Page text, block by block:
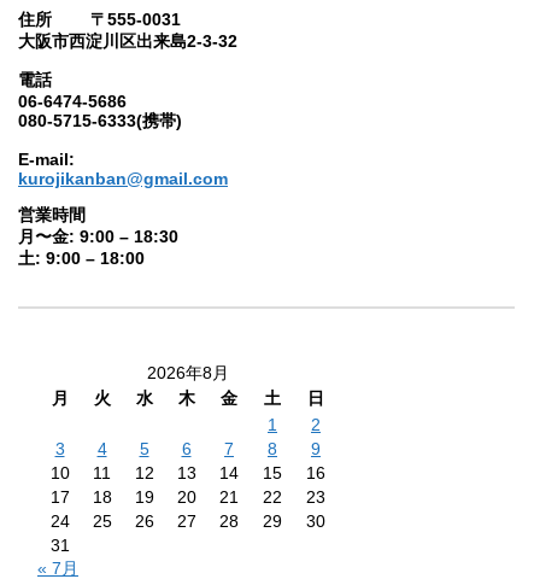
住所 〒555-0031
大阪市西淀川区出来島2-3-32
電話
06-6474-5686
080-5715-6333(携帯)
E-mail:
kurojikanban@gmail.com
営業時間
月〜金: 9:00 – 18:30
土: 9:00 – 18:00
2026年8月
月
火 水 木 金 土
日
1
2
3
4 5 6 7 8
9
10
11 12 13 14 15
16
17
18 19 20 21 22
23
24
25 26 27 28 29
30
31
« 7月